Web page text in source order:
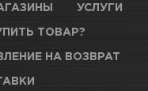
УСЛУГИ
ТОВАР?
НА ВОЗВРАТ